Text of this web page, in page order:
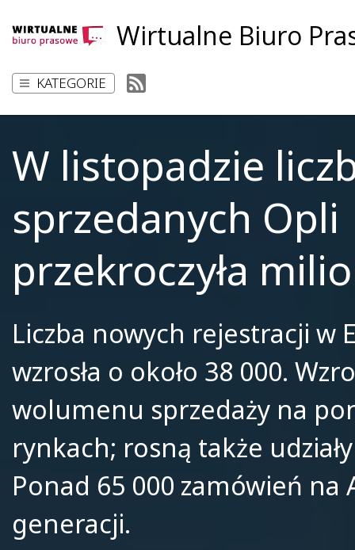
Wirtualne Biuro
KATEGORIE
W listopadzie
sprzedanych Opli
przekroczyła
Liczba nowych rejestracji w
wzrosła o około 38 000.
wolumenu sprzedaży na
rynkach; rosną także
Ponad 65 000 zamówień na
generacji.